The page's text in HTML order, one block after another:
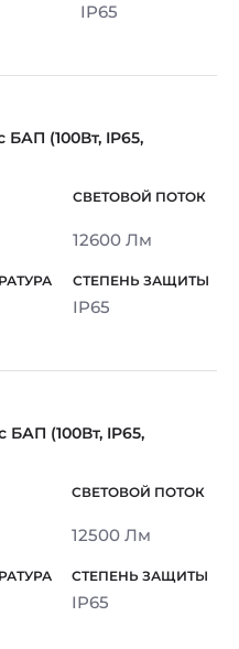
IP65
БАП (100Вт, IP65,
12600 Лм
IP65
БАП (100Вт, IP65,
12500 Лм
IP65